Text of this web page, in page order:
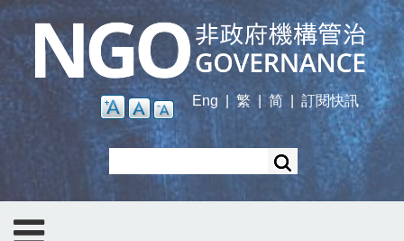
Skip
main
content
Eng
繁 | 简 訂閱快訊